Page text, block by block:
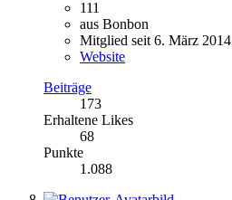
111
aus Bonbon
Mitglied seit 6. März 2014
Website
Beiträge
173
Erhaltene Likes
68
Punkte
1.088